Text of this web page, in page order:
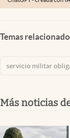
Temas
servicio militar
Más noticias